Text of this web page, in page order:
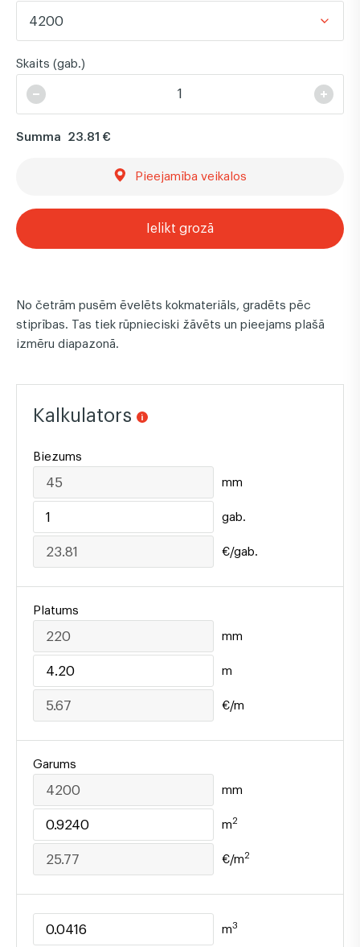
4200
Skaits (gab.)
Summa 23.81 €
Pieejamība veikalos
Ielikt grozā
No četrām pusēm ēvelēts kokmateriāls, gradēts pēc
stiprības. Tas tiek rūpnieciski žāvēts un pieejams plašā
izmēru diapazonā.
Kalkulators
Biezums
mm
gab.
€/gab.
Platums
mm
m
€/m
Garums
mm
m2
€/m2
m3